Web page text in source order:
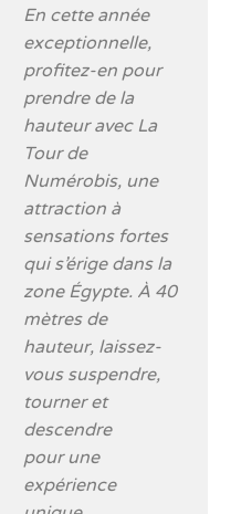
En cette année
exceptionnelle,
profitez-en pour
prendre de la
hauteur avec La
Tour de
Numérobis, une
attraction à
sensations fortes
qui s’érige dans la
zone Égypte. À 40
mètres de
hauteur, laissez-
vous suspendre,
tourner et
descendre
pour une
expérience